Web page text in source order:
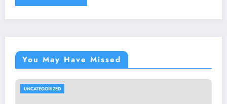
You May Have Missed
UNCATEGORIZED